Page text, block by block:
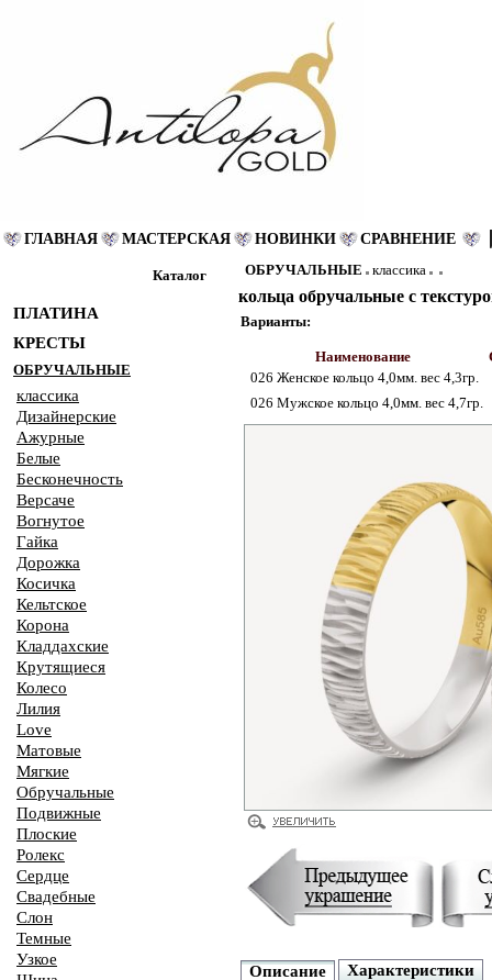
ГЛАВНАЯ МАСТЕРСКАЯ НОВИНКИ СРАВНЕНИЕ
Каталог
ПЛАТИНА
КРЕСТЫ
ОБРУЧАЛЬНЫЕ
классика
Дизайнерские
Ажурные
Белые
Бесконечность
Версаче
Вогнутое
Гайка
Дорожка
Косичка
Кельтское
Корона
Кладдахские
Крутящиеся
Колесо
Лилия
Love
Матовые
Мягкие
Обручальные
Подвижные
Плоские
Ролекс
Сердце
Свадебные
Слон
Темные
Узкое
ОБРУЧАЛЬНЫЕ классика
кольца обручальные с
Варианты:
Наименование
026 Женское кольцо 4,0мм. вес 4,3гр.
026 Мужское кольцо 4,0мм. вес 4,7гр.
Описание Характеристики